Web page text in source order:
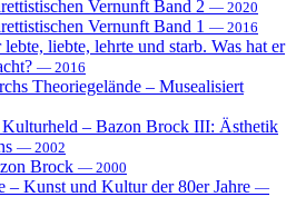
Vernunft Band 2 — 2020
Vernunft Band 1 — 2016
liebte, lehrte und starb. Was hat er
— 2016
Theoriegelände – Musealisiert
Kulturheld – Bazon Brock III: Ästhetik
— 2002
Brock — 2000
– Kunst und Kultur der 80er Jahre —